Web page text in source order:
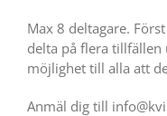
Max 8 deltagare.
delta på flera tillfällen
möjlighet till alla att
Anmäl dig till